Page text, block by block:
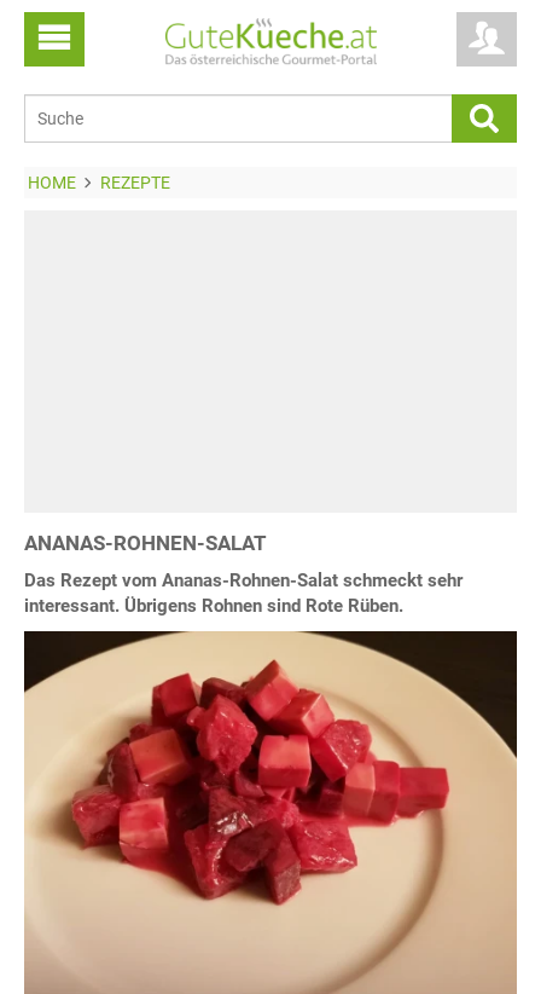
HOME REZEPTE
ANANAS-ROHNEN-SALAT
Das Rezept vom Ananas-Rohnen-Salat schmeckt sehr
interessant. Übrigens Rohnen sind Rote Rüben.